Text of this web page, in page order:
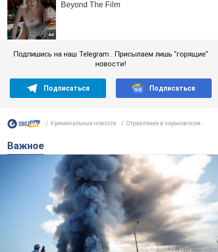
Подпишись на наш Telegram . Присылаем лишь "горящие"
новости!
Подписаться Подписаться
Криминальные новости Отравление в харьковском...
Важное